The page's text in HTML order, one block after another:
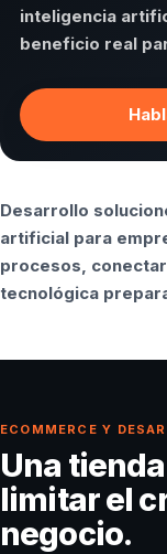
inteligencia
beneficio real
Desarrollo
artificial para
procesos,
tecnológica
ECOMMERCE Y
Una
limitar el
negocio.